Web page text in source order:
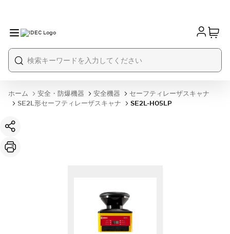
ホーム 安全・防爆機器 安全機器
セーフティレーザスキャナ
SE2L形セーフティレーザスキャナ
SE2L-H05LP